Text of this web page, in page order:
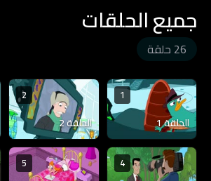
جميع الحلقات
26 حلقة
1
الحلقة 1
2
الحلقة 2
4
5